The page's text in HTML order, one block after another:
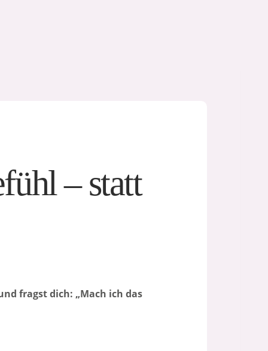
– statt
fragst dich: „Mach ich das